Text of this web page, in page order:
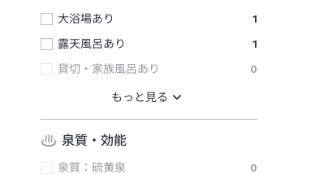
大浴場あり
1
露天風呂あり
1
貸切・家族風呂あり
0
泉質・効能
泉質：硫黄泉
0